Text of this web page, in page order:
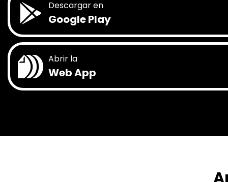
Descargar en
Google Play
Abrir la
Web App